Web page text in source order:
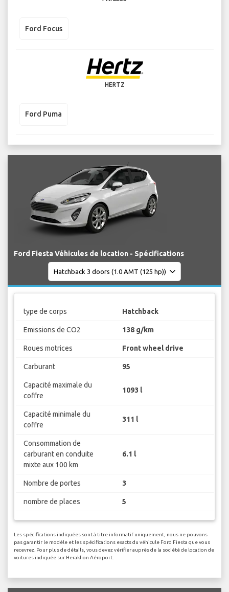
Ford Focus
HERTZ
Ford Puma
Ford Fiesta Véhicules de location - Spécifications
type de corps Hatchback
Emissions de CO2 138 g/km
Roues motrices Front wheel drive
Carburant 95
Capacité maximale du
coffre
1093 l
Capacité minimale du
coffre
311 l
Consommation de
carburant en conduite
mixte aux 100 km
6.1 l
Nombre de portes 3
nombre de places 5
Les spécifications indiquées sont à titre informatif uniquement, nous ne pouvons
pas garantir le modèle et les spécifications exacts du véhicule Ford Fiesta que vous
recevrez. Pour plus de détails, vous devez vérifier auprès de la société de location de
voitures indiquée sur Heraklion Aéroport.